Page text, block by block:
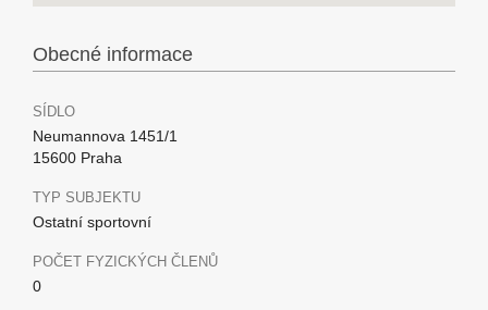
Obecné informace
SÍDLO
Neumannova 1451/1
15600 Praha
TYP SUBJEKTU
Ostatní sportovní
POČET FYZICKÝCH ČLENŮ
0